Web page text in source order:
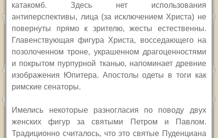
катакомб. Здесь нет использования
антиперспективы, лица (за исключением Христа) не
повернуты прямо к зрителю, жесты естественны.
Главенствующая фигура Христа, восседающего на
позолоченном троне, украшенном драгоценностями
и покрытом пурпурной тканью, напоминает древние
изображения Юпитера. Апостолы одеты в тоги как
римские сенаторы.
Имелись некоторые разногласия по поводу двух
женских фигур за святыми Петром и Павлом.
Традиционно считалось, что это святые Пуденциана